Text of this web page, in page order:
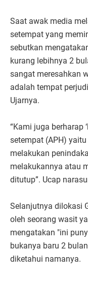
Saat awak media
setempat yang
sebutkan
kurang lebihnya 2
sangat meresahkan
adalah tempat
Ujarnya.
“Kami juga berharap
setempat (APH)
melakukan
melakukannya atau
ditutup”. Ucap
Selanjutnya dilokasi
oleh seorang wasit
mengatakan "ini
bukanya baru 2
diketahui namanya.